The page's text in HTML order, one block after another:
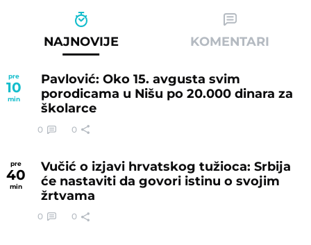
NAJNOVIJE KOMENTARI
pre
10
min
Pavlović: Oko 15. avgusta svim
porodicama u Nišu po 20.000 dinara za
školarce
0 0
pre
40
min
Vučić o izjavi hrvatskog tužioca: Srbija
će nastaviti da govori istinu o svojim
žrtvama
0 0